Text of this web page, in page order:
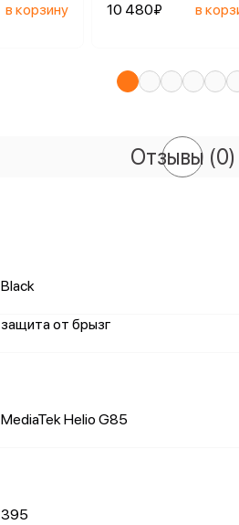
в корзину 10 480₽ в
Отзывы (0)
Black
защита от брызг
MediaTek Helio G85
395